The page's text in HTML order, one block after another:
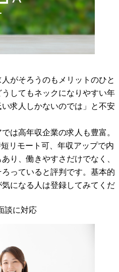
がそろうのもメリットのひと
してもネックになりやすい年
求人しかないのでは」と不安
は高年収企業の求人も豊富。
リモート可、年収アップで内
り、働きやすさだけでなく、
っていると評判です。基本的
になる人は登録してみてくだ
談に対応